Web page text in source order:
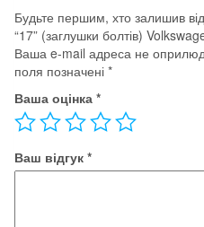
Будьте першим, хто залишив
“17” (заглушки болтів)
Ваша e-mail адреса не
поля позначені *
Ваша оцінка *
Ваш відгук *